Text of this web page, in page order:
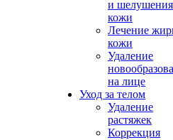
и шелушения
кожи
Лечение
кожи
Удаление
на лице
Уход за телом
Удаление
растяжек
Коррекция